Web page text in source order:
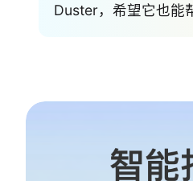
Duster，希望它也能